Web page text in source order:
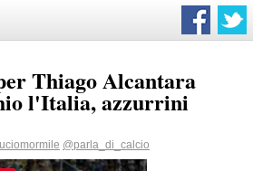
Thiago Alcantara
l'Italia, azzurrini
@parla_di_calcio